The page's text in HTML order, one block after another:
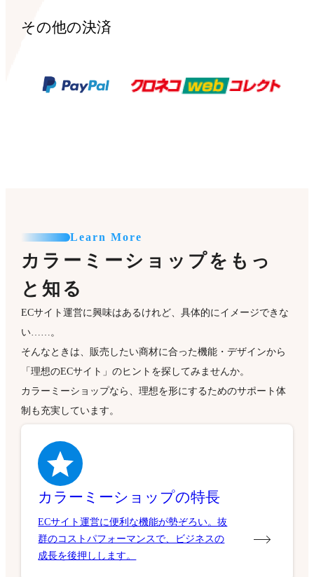
その他の決済
Learn More
カラーミーショップをもっ
と知る
ECサイト運営に興味はあるけれど、具体的にイメージできな
い……。
そんなときは、販売したい商材に合った機能・デザインから
「理想のECサイト」のヒントを探してみませんか。
カラーミーショップなら、理想を形にするためのサポート体
制も充実しています。
カラーミーショップの特長
ECサイト運営に便利な機能が勢ぞろい。抜
群のコストパフォーマンスで、ビジネスの
成長を後押しします。